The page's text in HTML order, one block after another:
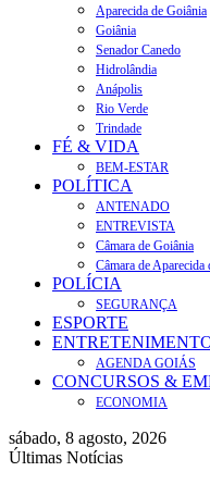
Aparecida de Goiânia
Goiânia
Senador Canedo
Hidrolândia
Anápolis
Rio Verde
Trindade
FÉ & VIDA
BEM-ESTAR
POLÍTICA
ANTENADO
ENTREVISTA
Câmara de Goiânia
Câmara de Aparecida
POLÍCIA
SEGURANÇA
ESPORTE
AGENDA GOIÁS
CONCURSOS &
ECONOMIA
sábado, 8 agosto, 2026
Últimas Notícias